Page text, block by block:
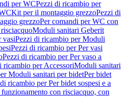
per WCPezzi di ricambio per
Kit per il montaggio grezzoPezzi di
grezzoPer comandi per WC con
Moduli sanitari Geberit
vasiPezzi di ricambio per Moduli
Pezzi di ricambio per Per vasi
Pezzi di ricambio per Per vaso a
ricambio per AccessoriModuli sanitari
Moduli sanitari per bidetPer bidet
ricambio per Per bidet sospesi e a
con risciacquo, con